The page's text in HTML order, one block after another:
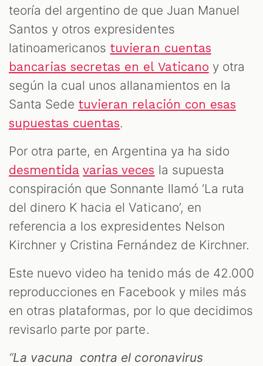
teoría del argentino de que Juan Manuel
Santos y otros expresidentes
latinoamericanos tuvieran cuentas
bancarias secretas en el Vaticano y otra
según la cual unos allanamientos en la
Santa Sede tuvieran relación con esas
supuestas cuentas.
Por otra parte, en Argentina ya ha sido
desmentida varias veces la supuesta
conspiración que Sonnante llamó ‘La ruta
del dinero K hacia el Vaticano’, en
referencia a los expresidentes Nelson
Kirchner y Cristina Fernández de Kirchner.
Este nuevo video ha tenido más de 42.000
reproducciones en Facebook y miles más
en otras plataformas, por lo que decidimos
revisarlo parte por parte.
“La vacuna contra el coronavirus